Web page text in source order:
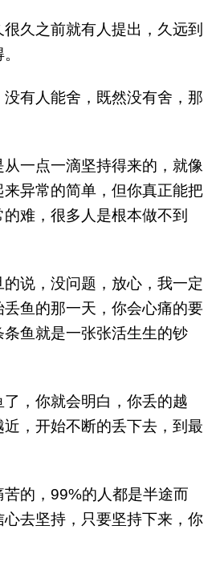
久之前就有人提出，久远到
有人能舍，既然没有舍，那
一点一滴坚持得来的，就像
异常的简单，但你真正能把
难，很多人是根本做不到
说，没问题，放心，我一定
鱼的那一天，你会心痛的要
鱼就是一张张活生生的钞
，你就会明白，你丢的越
，开始不断的丢下去，到最
的，99%的人都是半途而
去坚持，只要坚持下来，你